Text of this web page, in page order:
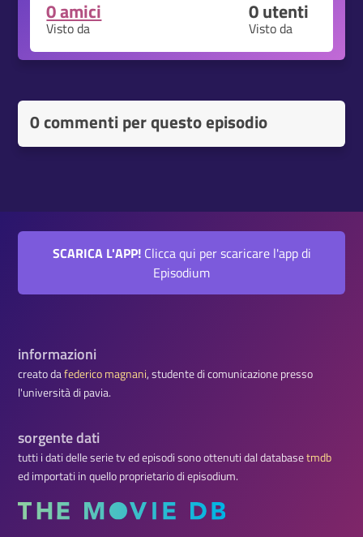
0 amici
Visto da
0utenti
Visto da
0 commenti per questo episodio
SCARICA L'APP!Clicca qui per scaricare l'app di
Episodium
informazioni
creato dafederico magnani, studente di comunicazione presso
l'università di pavia.
sorgente dati
tutti i dati delle serie tv ed episodi sono ottenuti dal databasetmdb
ed importati in quello proprietario di episodium.